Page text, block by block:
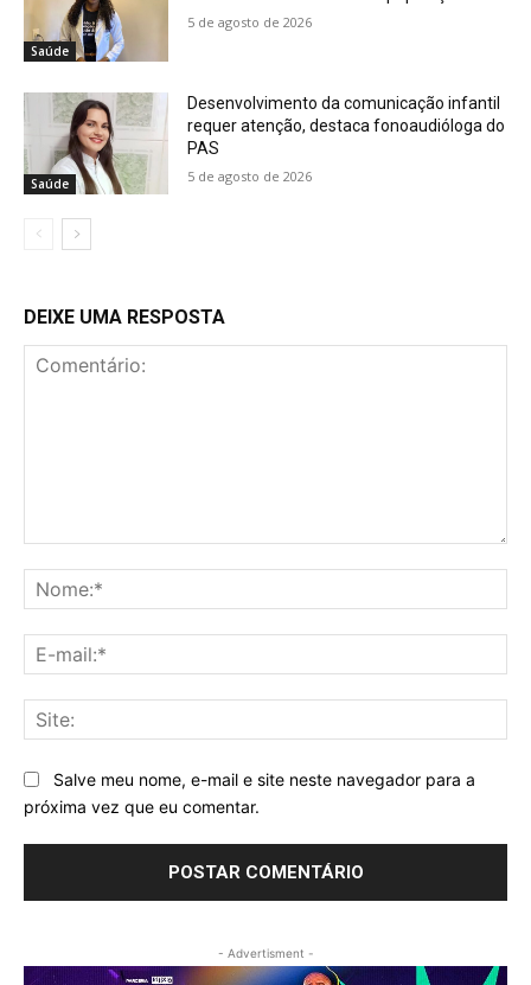
Saúde
5 de agosto de 2026
Saúde
Desenvolvimento da comunicação infantil
requer atenção, destaca fonoaudióloga do
PAS
5 de agosto de 2026
DEIXE UMA RESPOSTA
Salve meu nome, e-mail e site neste navegador para a
próxima vez que eu comentar.
- Advertisment -